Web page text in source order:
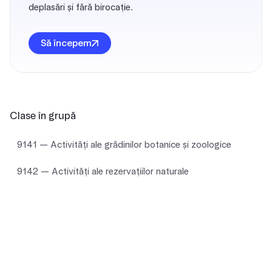
Clase în grupă
9141 — Activităţi ale grădinilor botanice și zoologice
9142 — Activităţi ale rezervaţiilor naturale
deplasări și fără birocație.
Să începem